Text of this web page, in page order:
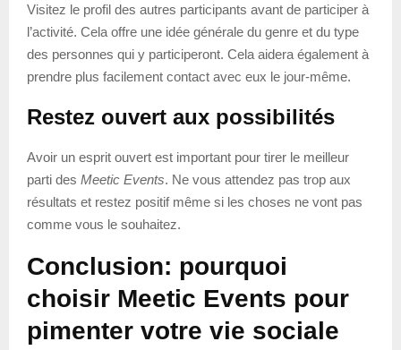
Visitez le profil des autres participants avant de participer à
l’activité. Cela offre une idée générale du genre et du type
des personnes qui y participeront. Cela aidera également à
prendre plus facilement contact avec eux le jour-même.
Restez ouvert aux possibilités
Avoir un esprit ouvert est important pour tirer le meilleur
parti des Meetic Events. Ne vous attendez pas trop aux
résultats et restez positif même si les choses ne vont pas
comme vous le souhaitez.
Conclusion: pourquoi
choisir Meetic Events pour
pimenter votre vie sociale